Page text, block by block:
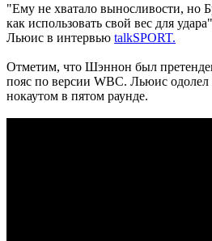
"Ему не хватало выносливости, но
как использовать свой вес для
Льюис в интервью talkSPORT.
Отметим, что Шэннон был
пояс по версии WBC. Льюис
нокаутом в пятом раунде.